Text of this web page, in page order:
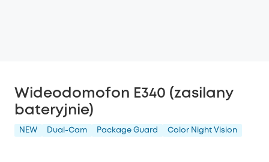
Wideodomofon E340 (zasilany
bateryjnie)
NEW Dual-Cam Package Guard Color Night Vision